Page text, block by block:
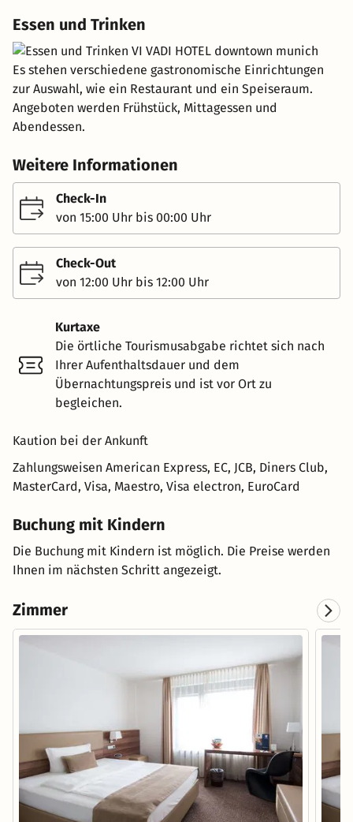
Essen und Trinken
Es stehen verschiedene gastronomische Einrichtungen
zur Auswahl, wie ein Restaurant und ein Speiseraum.
Angeboten werden Frühstück, Mittagessen und
Abendessen.
Weitere Informationen
Check-In
von 15:00 Uhr bis 00:00 Uhr
Check-Out
von 12:00 Uhr bis 12:00 Uhr
Kurtaxe
Die örtliche Tourismusabgabe richtet sich nach
Ihrer Aufenthaltsdauer und dem
Übernachtungspreis und ist vor Ort zu
begleichen.
Kaution bei der Ankunft
Zahlungsweisen American Express, EC, JCB, Diners Club,
MasterCard, Visa, Maestro, Visa electron, EuroCard
Buchung mit Kindern
Die Buchung mit Kindern ist möglich. Die Preise werden
Ihnen im nächsten Schritt angezeigt.
Zimmer